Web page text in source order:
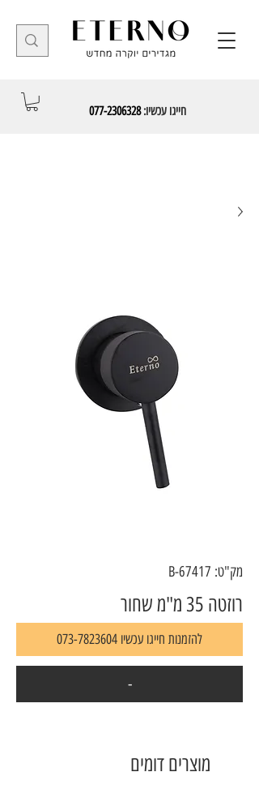
חייגו עכשיו:077-2306328
מק"ט: 67417-B
רוזטה 35 מ"מ שחור
להזמנות חייגו עכשיו 073-7823604
-
מוצרים דומים